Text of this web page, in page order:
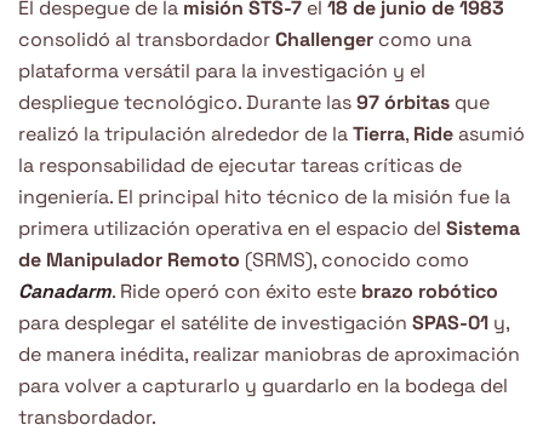
El despegue de la misión STS-7 el 18 de junio de 1983
consolidó al transbordadorChallenger como una
plataforma versátil para la investigación y el
despliegue tecnológico. Durante las97 órbitas que
realizó la tripulación alrededor de laTierra, Rideasumió
la responsabilidad de ejecutar tareas críticas de
ingeniería. El principal hito técnico de la misión fue la
primera utilización operativa en el espacio del Sistema
de Manipulador Remoto (SRMS), conocido como
Canadarm. Ride operó con éxito este brazo robótico
para desplegar el satélite de investigación SPAS-01 y,
de manera inédita, realizar maniobras de aproximación
para volver a capturarlo y guardarlo en la bodega del
transbordador.